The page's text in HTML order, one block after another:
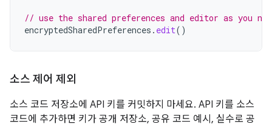
// use the shared preferences and editor as you
encryptedSharedPreferences . edit()
소스 제어 제외
소스 코드 저장소에 API 키를 커밋하지 마세요. API 키를 소스
코드에 추가하면 키가 공개 저장소, 공유 코드 예시, 실수로 공